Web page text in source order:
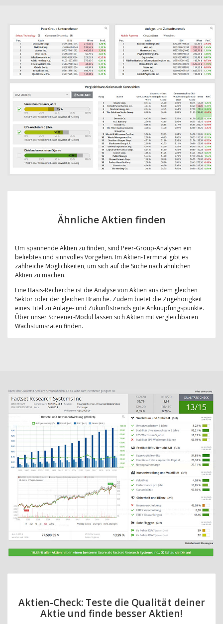
Ähnliche Aktien finden
Um spannende Aktien zu finden, sind Peer-Group-Analysen ein
beliebtes und sinnvolles Vorgehen. Im Aktien-Terminal gibt es
zahlreiche Möglichkeiten, um sich auf die Suche nach ähnlichen
Aktien zu machen.
Eine Basis-Recherche ist die Analyse von Aktien aus dem gleichen
Sektor oder der gleichen Branche. Zudem bietet die Zugehörigkeit
eines Titel zu Anlage- und Zukunftstrends gute Anknüpfungspunkte.
Über unser Screener-Modul lassen sich Aktien mit vergleichbaren
Wachstumsraten finden.
Aktien-Check: Teste die Qualität deiner
Aktie und finde besser Aktien!